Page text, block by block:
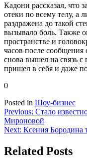
Кадони рассказал, что
отеки по всему телу, а
раздражена до такой
вызывало боль. Также
пространстве и
часов после
снова вышел на связь с
пришел в себя и даже
0
Posted in Шоу-бизнес
Навигация
по
Previous: Стало
Мироновой
Next: Ксения Бородина
Related Posts